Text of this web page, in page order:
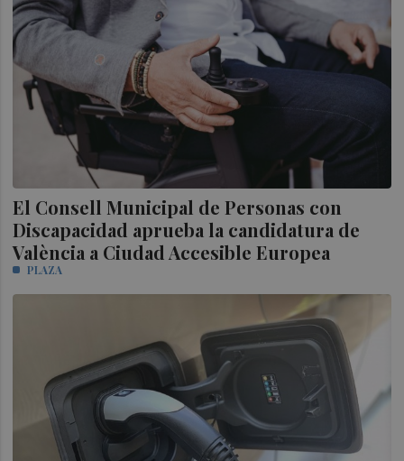
El Consell Municipal de Personas con
Discapacidad aprueba la candidatura de
València a Ciudad Accesible Europea
PLAZA